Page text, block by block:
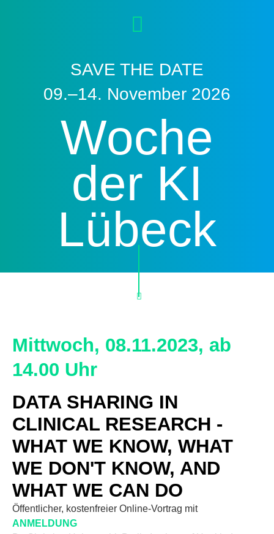
SAVE THE DATE
09.–14. November 2026
Woche
der KI
Lübeck
Mittwoch, 08.11.2023, ab
14.00 Uhr
DATA SHARING IN
CLINICAL RESEARCH -
WHAT WE KNOW, WHAT
WE DON'T KNOW, AND
WHAT WE CAN DO
Öffentlicher, kostenfreier Online-Vortrag mit
ANMELDUNG